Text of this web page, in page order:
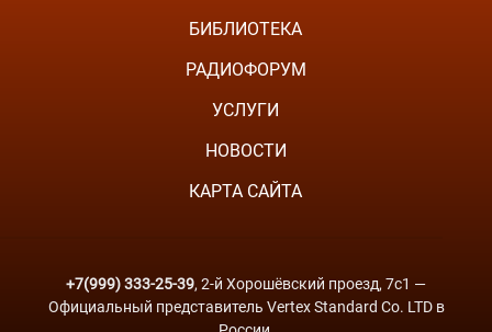
БИБЛИОТЕКА
РАДИОФОРУМ
УСЛУГИ
НОВОСТИ
КАРТА САЙТА
+7(999) 333-25-39, 2-й Хорошёвский проезд, 7с1 —
Официальный представитель Vertex Standard Co. LTD в